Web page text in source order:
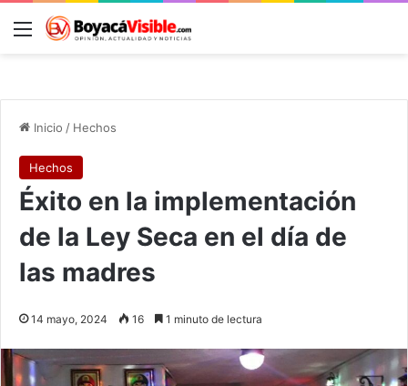
Menú
Inicio / Hechos
Hechos
Éxito en la implementación
de la Ley Seca en el día de
las madres
14 mayo, 2024 16 1 minuto de lectura